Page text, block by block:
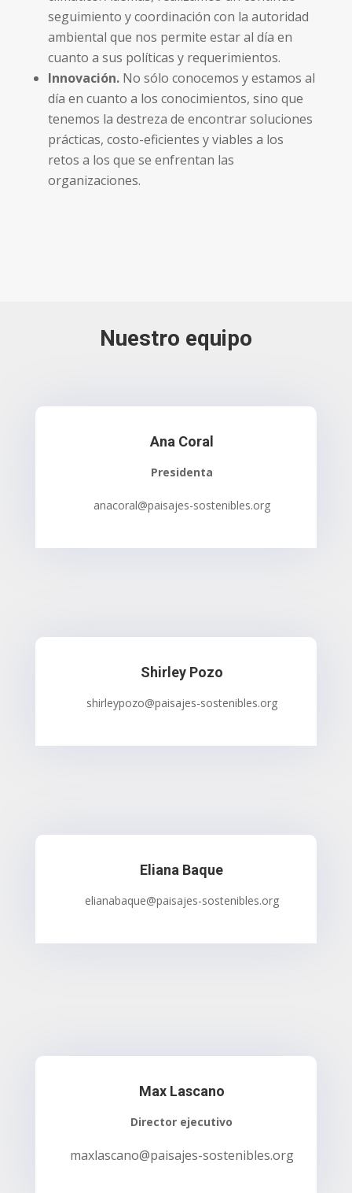
seguimiento y coordinación con la autoridad
ambiental que nos permite estar al día en
cuanto a sus políticas y requerimientos.
Innovación.No sólo conocemos y estamos al
día en cuanto a los conocimientos, sino que
tenemos la destreza de encontrar soluciones
prácticas, costo-eficientes y viables a los
retos a los que se enfrentan las
organizaciones.
Nuestro equipo
Ana Coral
Presidenta
anacoral@paisajes-sostenibles.org
Shirley Pozo
shirleypozo@paisajes-sostenibles.org
Eliana Baque
elianabaque@paisajes-sostenibles.org
Max Lascano
Director ejecutivo
maxlascano@paisajes-sostenibles.org